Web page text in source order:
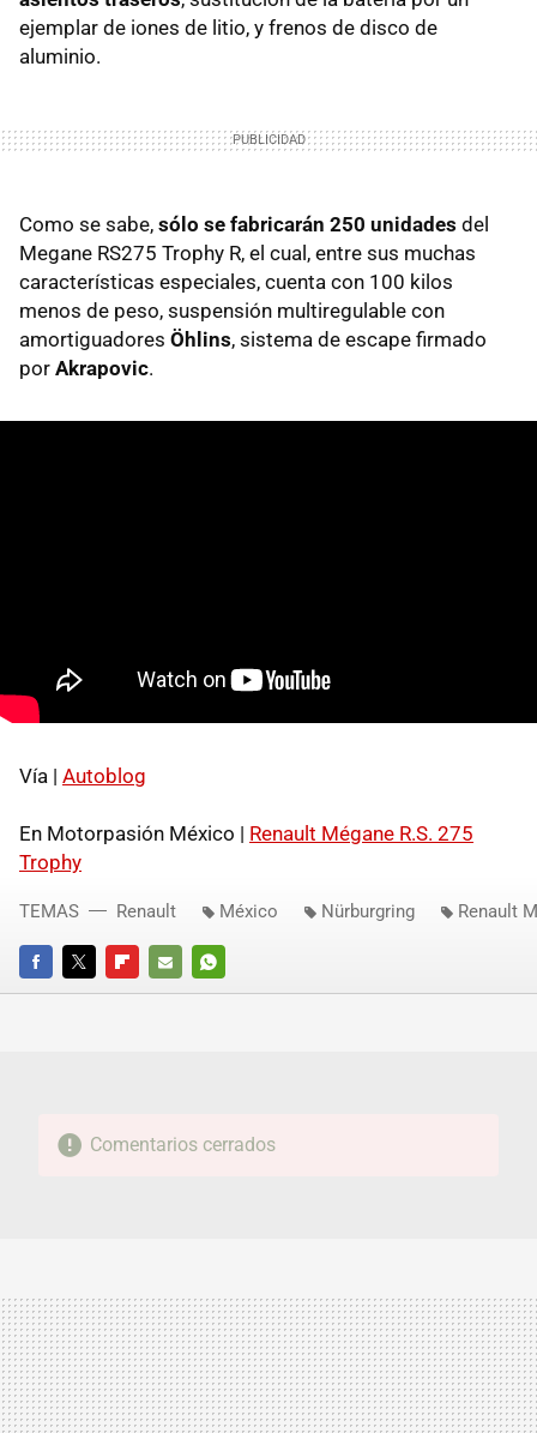
ejemplar de iones de litio, y frenos de disco de
aluminio.
Como se sabe, sólo se fabricarán 250 unidades del
Megane RS275 Trophy R, el cual, entre sus muchas
características especiales, cuenta con 100 kilos
menos de peso, suspensión multiregulable con
amortiguadores Öhlins, sistema de escape firmado
por Akrapovic.
Vía | Autoblog
En Motorpasión México | Renault Mégane R.S. 275
Trophy
FACEBOOKTWITTERFLIPBOARD
E-
WHATSAPP
TEMAS Renault México Nürburgring Renault
Comentarios cerrados